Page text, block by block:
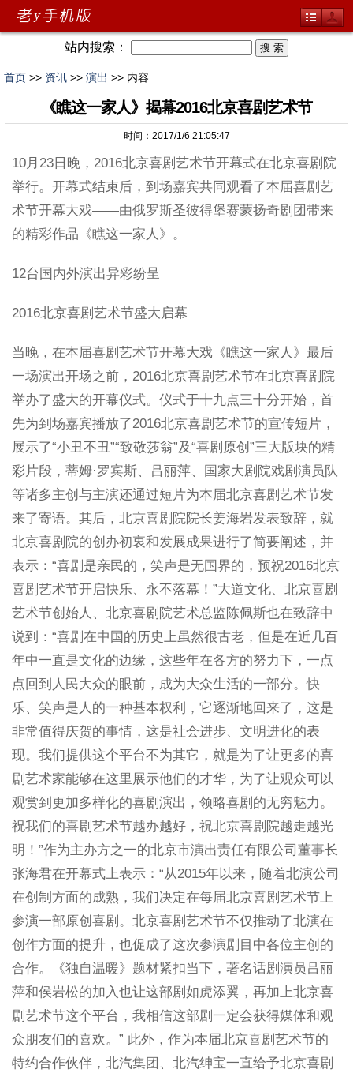
站内搜索：
首页 >> 资讯 >> 演出 >> 内容
《瞧这一家人》揭幕2016北京喜剧艺术节
时间：2017/1/6 21:05:47
10月23日晚，2016北京喜剧艺术节开幕式在北京喜剧院
举行。开幕式结束后，到场嘉宾共同观看了本届喜剧艺
术节开幕大戏——由俄罗斯圣彼得堡赛蒙扬奇剧团带来
的精彩作品《瞧这一家人》。
12台国内外演出异彩纷呈
2016北京喜剧艺术节盛大启幕
当晚，在本届喜剧艺术节开幕大戏《瞧这一家人》最后
一场演出开场之前，2016北京喜剧艺术节在北京喜剧院
举办了盛大的开幕仪式。仪式于十九点三十分开始，首
先为到场嘉宾播放了2016北京喜剧艺术节的宣传短片，
展示了“小丑不丑”“致敬莎翁”及“喜剧原创”三大版块的精
彩片段，蒂姆·罗宾斯、吕丽萍、国家大剧院戏剧演员队
等诸多主创与主演还通过短片为本届北京喜剧艺术节发
来了寄语。其后，北京喜剧院院长姜海岩发表致辞，就
北京喜剧院的创办初衷和发展成果进行了简要阐述，并
表示：“喜剧是亲民的，笑声是无国界的，预祝2016北京
喜剧艺术节开启快乐、永不落幕！”大道文化、北京喜剧
艺术节创始人、北京喜剧院艺术总监陈佩斯也在致辞中
说到：“喜剧在中国的历史上虽然很古老，但是在近几百
年中一直是文化的边缘，这些年在各方的努力下，一点
点回到人民大众的眼前，成为大众生活的一部分。快
乐、笑声是人的一种基本权利，它逐渐地回来了，这是
非常值得庆贺的事情，这是社会进步、文明进化的表
现。我们提供这个平台不为其它，就是为了让更多的喜
剧艺术家能够在这里展示他们的才华，为了让观众可以
观赏到更加多样化的喜剧演出，领略喜剧的无穷魅力。
祝我们的喜剧艺术节越办越好，祝北京喜剧院越走越光
明！”作为主办方之一的北京市演出责任有限公司董事长
张海君在开幕式上表示：“从2015年以来，随着北演公司
在创制方面的成熟，我们决定在每届北京喜剧艺术节上
参演一部原创喜剧。北京喜剧艺术节不仅推动了北演在
创作方面的提升，也促成了这次参演剧目中各位主创的
合作。《独自温暖》题材紧扣当下，著名话剧演员吕丽
萍和侯岩松的加入也让这部剧如虎添翼，再加上北京喜
剧艺术节这个平台，我相信这部剧一定会获得媒体和观
众朋友们的喜欢。” 此外，作为本届北京喜剧艺术节的
特约合作伙伴，北汽集团、北汽绅宝一直给予北京喜剧